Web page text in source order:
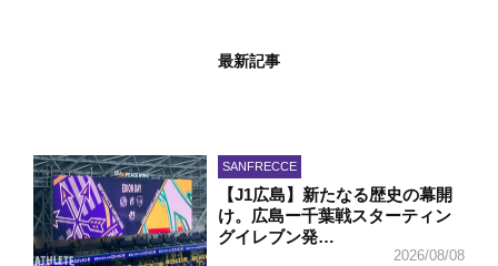
最新記事
SANFRECCE
【J1広島】新たなる歴史の幕開
け。広島ー千葉戦スターティン
グイレブン発…
2026/08/08